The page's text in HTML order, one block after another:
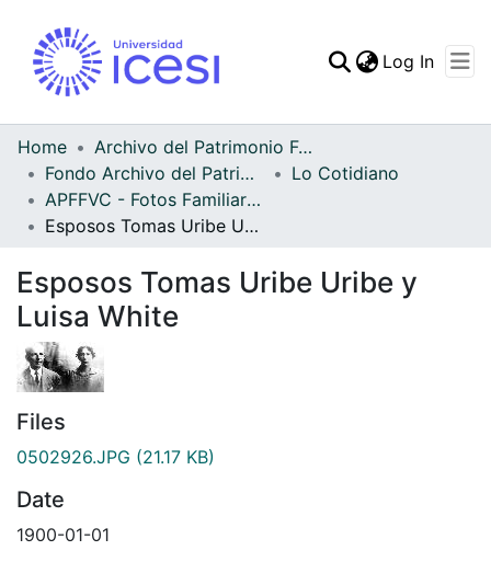
Statistics
Log In
Home
Archivo del Patrimonio Fotográfico y Fílmico del Valle del Cauca
Fondo Archivo del Patrimonio Fotográfico y Fílmico del Valle del Cauca
Lo Cotidiano
APFFVC - Fotos Familiares - Patrimonial
Esposos Tomas Uribe Uribe y Luisa White
Esposos Tomas Uribe Uribe y
Luisa White
Files
0502926.JPG (21.17 KB)
Date
1900-01-01